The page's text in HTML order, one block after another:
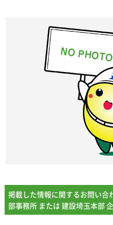
掲載した情報に関するお問い合
部事務所 または 建設埼玉本部